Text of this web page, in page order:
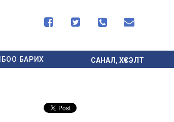
   
БАРИХ САНАЛ, ХҮСЭЛТ